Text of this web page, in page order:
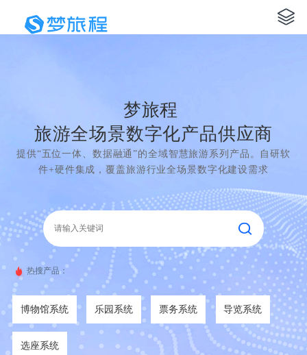
梦旅程
旅游全场景数字化产品供应商
提供“五位一体、数据融通”的全域智慧旅游系列产品。自研软
件+硬件集成，覆盖旅游行业全场景数字化建设需求
热搜产品：
博物馆系统 乐园系统 票务系统 导览系统
选座系统